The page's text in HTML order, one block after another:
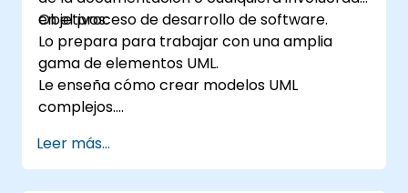
procesos en empresas, aprovechando UML
en todas las etapas del desarrollo de
software.
en el proceso de desarrollo de software.
Objetivos:
Lo prepara para trabajar con una amplia
gama de elementos UML.
Le enseña cómo crear modelos UML
complejos.
calificado y senior de un Equipo de Desarrollo
UML.
Leer más...